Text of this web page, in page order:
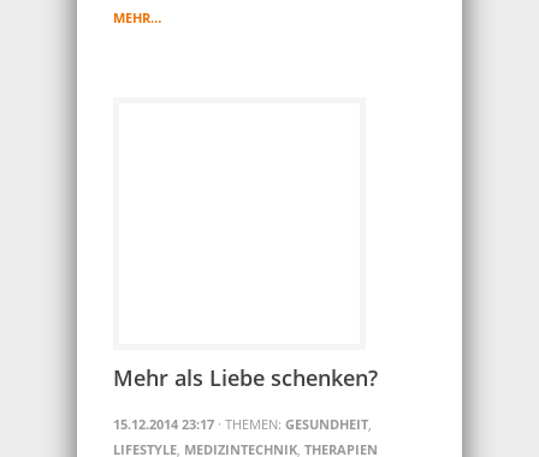
MEHR…
Mehr als Liebe schenken?
15.12.2014 23:17 · THEMEN: GESUNDHEIT,
LIFESTYLE, MEDIZINTECHNIK, THERAPIEN